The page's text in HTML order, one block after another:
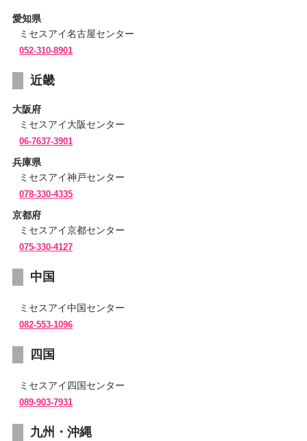
愛知県
ミセスアイ名古屋センター
052-310-8901
近畿
大阪府
ミセスアイ大阪センター
06-7637-3901
兵庫県
ミセスアイ神戸センター
078-330-4335
京都府
ミセスアイ京都センター
075-330-4127
中国
ミセスアイ中国センター
082-553-1096
四国
ミセスアイ四国センター
089-903-7931
九州・沖縄